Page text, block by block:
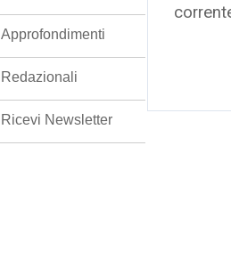
Approfondimenti
Redazionali
Ricevi Newsletter